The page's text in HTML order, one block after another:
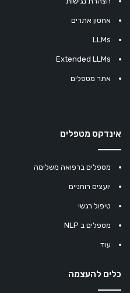
אחסון אתרים
LLMs
Extended LLMs
אתר מטפלים
אינדקס מטפלים
מטפלים ברפואה משלימה
יועצים רוחניים
טיפול רגשי
מטפלים ב NLP
עוד
כלים להעצמה